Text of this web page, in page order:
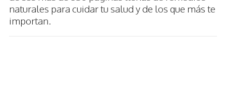
naturales para cuidar tu salud y de los que más te
importan.